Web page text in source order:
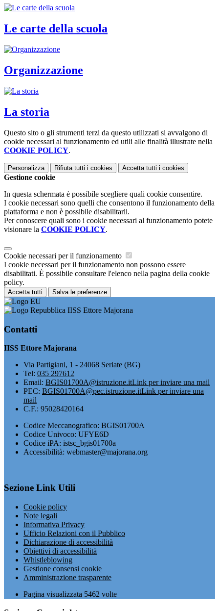
Le carte della scuola
Organizzazione
La storia
Questo sito o gli strumenti terzi da questo utilizzati si avvalgono di
cookie necessari al funzionamento ed utili alle finalità illustrate nella
COOKIE POLICY.
Personalizza Rifiuta tutti i cookies Accetta tutti i cookies
Gestione cookie
In questa schermata è possibile scegliere quali cookie consentire.
I cookie necessari sono quelli che consentono il funzionamento della
piattaforma e non è possibile disabilitarli.
Per conoscere quali sono i cookie necessari al funzionamento potete
visionare la COOKIE POLICY.
Cookie necessari per il funzionamento
I cookie necessari per il funzionamento non possono essere
disabilitati. È possibile consultare l'elenco nella pagina della cookie
policy.
Accetta tutti Salva le preferenze
IISS Ettore Majorana
Contatti
IISS Ettore Majorana
Via Partigiani, 1 - 24068 Seriate (BG)
Tel: 035 297612
Email: BGIS01700A@istruzione.itLink per inviare una mail
PEC: BGIS01700A@pec.istruzione.itLink per inviare una
mail
C.F.: 95028420164
Codice Meccanografico: BGIS01700A
Codice Univoco: UFYE6D
Codice iPA: istsc_bgis01700a
Accessibilità: webmaster@majorana.org
Sezione Link Utili
Cookie policy
Note legali
Informativa Privacy
Ufficio Relazioni con il Pubblico
Dichiarazione di accessibilità
Obiettivi di accessibilità
Whistleblowing
Gestione consensi cookie
Amministrazione trasparente
Pagina visualizzata 5462 volte